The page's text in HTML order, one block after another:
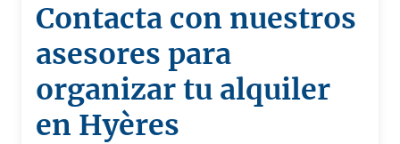
Contacta con nuestros
asesores para
organizar tu alquiler
en Hyères